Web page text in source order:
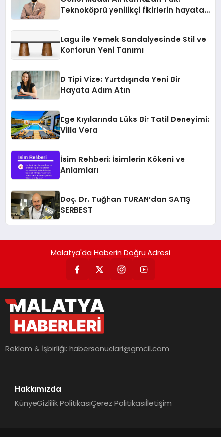
Teknoköprü yenilikçi fikirlerin hayata
Lagu ile Yemek Sandalyesinde Stil ve
Konforun Yeni Tanımı
D Tipi Vize: Yurtdışında Yeni Bir
Hayata Adım Atın
Ege Kıyılarında Lüks Bir Tatil Deneyimi:
Villa Vera
İsim Rehberi: İsimlerin Kökeni ve
Anlamları
Doç. Dr. Tuğhan TURAN’dan SATIŞ
SERBEST
Malatya'da Haberin Doğru Adresi
Reklam & İşbirliği:habersonuclari@gmail.com
Hakkımızda
KünyeGizlilik PolitikasıÇerez Politikasıİletişim